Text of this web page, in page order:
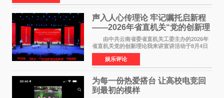
声入人心传理论 牢记嘱托启新程
——2026年省直机关“党的创新理
论我来讲”宣讲活动圆满落幕
由中共云南省委省直机关工委主办的2026年
省直机关党的创新理论我来讲宣讲活动于8月4日
至5日在昆明举办。活动以 "牢记嘱托 感恩奋进
开创云南发展新局面 "为主题，坚持以新时代中国
特色社会主义
娱乐评论
为每一份热爱搭台 让高校电竞回
到最初的模样